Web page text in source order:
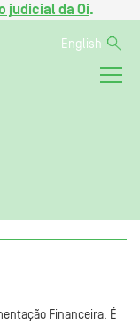
judicial da Oi.
English
Financeira. É